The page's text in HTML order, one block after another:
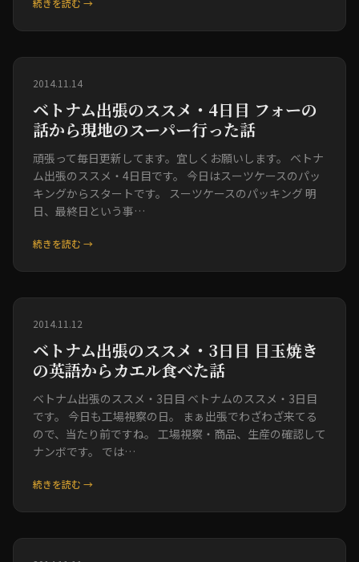
続きを読む →
2014.11.14
ベトナム出張のススメ・4日目 フォーの
話から現地のスーパー行った話
頑張って毎日更新してます。宜しくお願いします。 ベトナ
ム出張のススメ・4日目です。 今日はスーツケースのパッ
キングからスタートです。 スーツケースのパッキング 明
日、最終日という事…
続きを読む →
2014.11.12
ベトナム出張のススメ・3日目 目玉焼き
の英語からカエル食べた話
ベトナム出張のススメ・3日目 ベトナムのススメ・3日目
です。 今日も工場視察の日。 まぁ出張でわざわざ来てる
ので、当たり前ですね。 工場視察・商品、生産の確認して
ナンボです。 では…
続きを読む →